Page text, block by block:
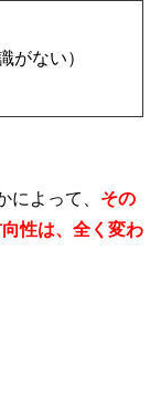
がない）
によって、 その
性は、全く変わ